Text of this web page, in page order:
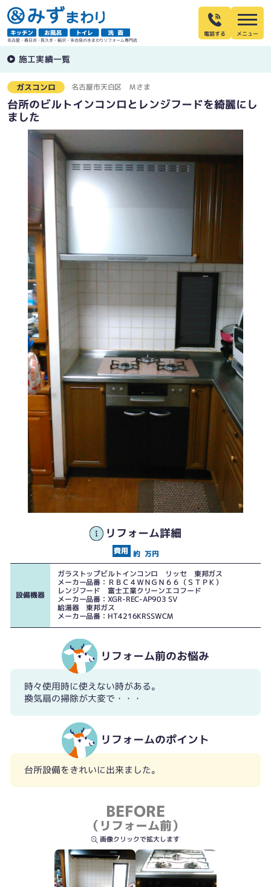
名古屋・春日井・長久手・稲沢・多治見の水まわりリフォーム専門店
電話する
施工実績一覧
ガスコンロ 名古屋市天白区 Ｍさま
台所のビルトインコンロとレンジフードを綺麗にし
ました
リフォーム詳細
約 万円
設備機器
ガラストップビルトインコンロ リッセ 東邦ガス
メーカー品番：ＲＢＣ４ＷＮＧＮ６６（ＳＴＰＫ）
レンジフード 富士工業クリーンエコフード
メーカー品番：XGR-REC-AP903 SV
給湯器 東邦ガス
メーカー品番：HT4216KRSSWCM
リフォーム前のお悩み
時々使用時に使えない時がある。
換気扇の掃除が大変で・・・
リフォームのポイント
台所設備をきれいに出来ました。
BEFORE
（リフォーム前）
画像クリックで拡大します